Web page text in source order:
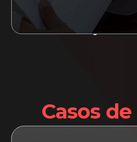
Casos